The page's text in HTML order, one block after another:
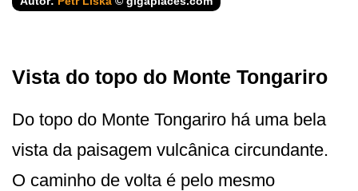
Vista do topo do Monte Tongariro
Do topo do Monte Tongariro há uma bela
vista da paisagem vulcânica circundante.
O caminho de volta é pelo mesmo